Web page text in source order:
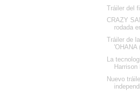
Tráiler del
CRAZY
rodada
Tráiler de
'OHANA
La
Harrison
Nuevo